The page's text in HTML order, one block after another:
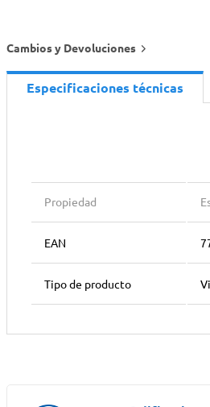
Cambios y Devoluciones
Especificaciones técnicas
Propiedad
EAN
Tipo de producto